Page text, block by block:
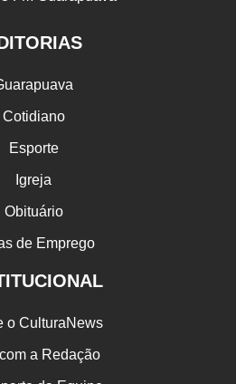
Cotidiano
Esporte
Igreja
Obituário
de Emprego
o CulturaNews
a Redação